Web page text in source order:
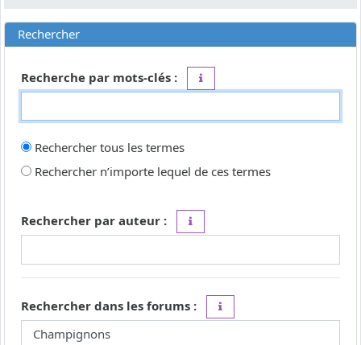
Rechercher
Recherche par mots-clés :
Rechercher tous les termes
Rechercher n’importe lequel de ces termes
Rechercher par auteur :
Rechercher dans les forums :